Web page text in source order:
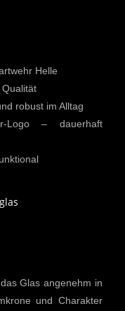
Helle
robust im Alltag
Logo – dauerhaft
Glas angenehm in
und Charakter